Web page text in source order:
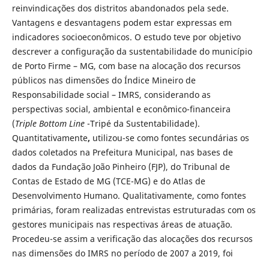
reinvindicações dos distritos abandonados pela sede.
Vantagens e desvantagens podem estar expressas em
indicadores socioeconômicos. O estudo teve por objetivo
descrever a configuração da sustentabilidade do município
de Porto Firme – MG, com base na alocação dos recursos
públicos nas dimensões do Índice Mineiro de
Responsabilidade social – IMRS, considerando as
perspectivas social, ambiental e econômico-financeira
(Triple Bottom Line-Tripé da Sustentabilidade).
Quantitativamente, utilizou-se como fontes secundárias os
dados coletados na Prefeitura Municipal, nas bases de
dados da Fundação João Pinheiro (FJP), do Tribunal de
Contas de Estado de MG (TCE-MG) e do Atlas de
Desenvolvimento Humano. Qualitativamente, como fontes
primárias, foram realizadas entrevistas estruturadas com os
gestores municipais nas respectivas áreas de atuação.
Procedeu-se assim a verificação das alocações dos recursos
nas dimensões do IMRS no período de 2007 a 2019, foi